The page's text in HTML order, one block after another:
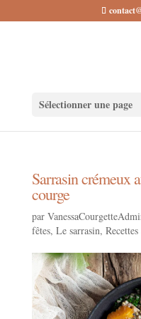
Sélectionner une page
Sarrasin crémeux
courge
par
fêtes, Le sarrasin, Recettes